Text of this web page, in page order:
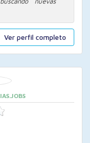
Ver perfil completo